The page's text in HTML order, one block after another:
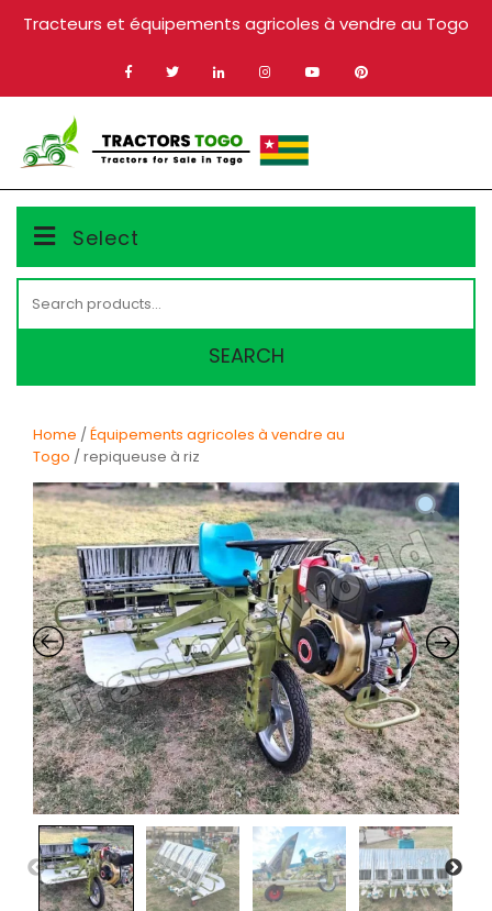
Tracteurs et équipements agricoles à vendre au Togo
Select
for:
SEARCH
Home / Équipements agricoles à vendre au
Togo / repiqueuse à riz